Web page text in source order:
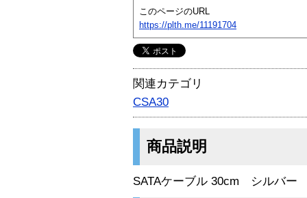
このページのURL
https://plth.me/11191704
関連カテゴリ
CSA30
商品説明
SATAケーブル 30cm シルバー